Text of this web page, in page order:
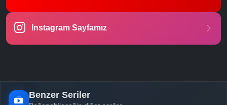
Instagram Sayfamız
Benzer Seriler